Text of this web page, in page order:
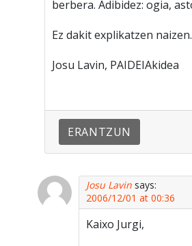
berbera. Adibidez: ogia,
Ez dakit explikatzen naizen.
Josu Lavin, PAIDEIAkidea
ERANTZUN
Josu Lavin says:
2006/12/01 at 00:36
Kaixo Jurgi,